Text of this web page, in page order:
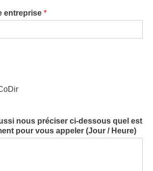
entreprise *
nous préciser ci-dessous quel est
pour vous appeler (Jour / Heure)